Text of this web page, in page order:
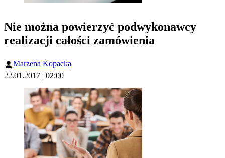
Nie można powierzyć podwykonawcy
realizacji całości zamówienia
Marzena Kopacka
22.01.2017 | 02:00